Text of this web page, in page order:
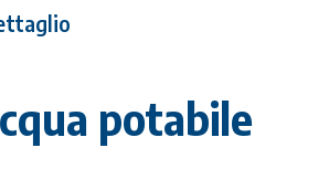
potabile